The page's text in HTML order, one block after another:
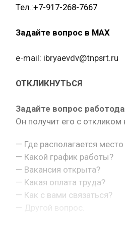
Тел.:+7-917-268-7667
Задайте вопрос в MAX
e-mail: ibryaevdv@tnpsrt.ru
ОТКЛИКНУТЬСЯ
Задайте вопрос
Он получит его с откликом
— Где располагается
— Какой график работы?
— Вакансия открыта?
— Какая оплата труда?
— Как с вами связаться?
— Другой вопрос.